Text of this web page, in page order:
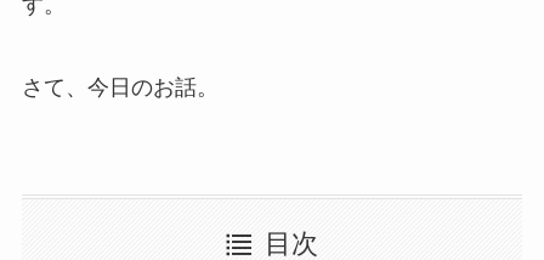
す。
さて、今日のお話。
目次